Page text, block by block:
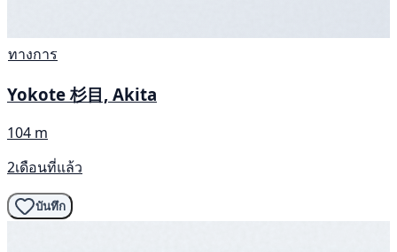
ทางการ
Yokote 杉目, Akita
104 m
2เดือนที่แล้ว
บันทึก